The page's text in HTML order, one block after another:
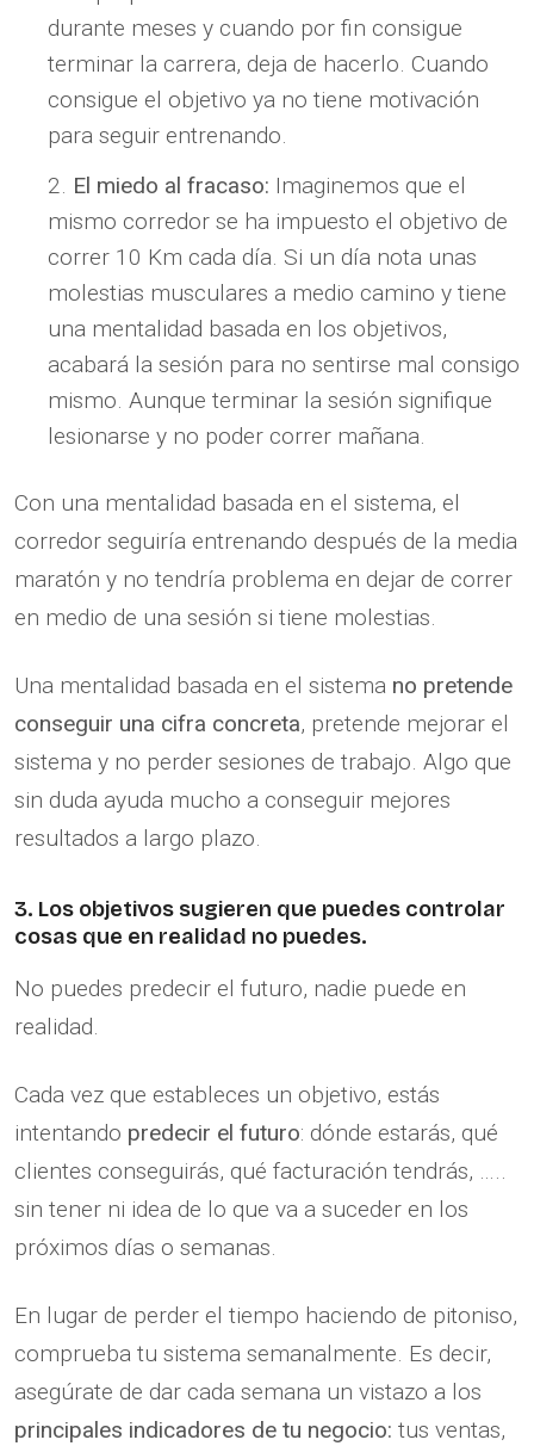
durante meses y cuando por fin consigue
terminar la carrera, deja de hacerlo. Cuando
consigue el objetivo ya no tiene motivación
para seguir entrenando.
El miedo al fracaso: Imaginemos que el
mismo corredor se ha impuesto el objetivo de
correr 10 Km cada día. Si un día nota unas
molestias musculares a medio camino y tiene
una mentalidad basada en los objetivos,
acabará la sesión para no sentirse mal consigo
mismo. Aunque terminar la sesión signifique
lesionarse y no poder correr mañana.
Con una mentalidad basada en el sistema, el
corredor seguiría entrenando después de la media
maratón y no tendría problema en dejar de correr
en medio de una sesión si tiene molestias.
Una mentalidad basada en el sistema no pretende
conseguir una cifra concreta, pretende mejorar el
sistema y no perder sesiones de trabajo. Algo que
sin duda ayuda mucho a conseguir mejores
resultados a largo plazo.
3. Los objetivos sugieren que puedes controlar
cosas que en realidad no puedes.
No puedes predecir el futuro, nadie puede en
realidad.
Cada vez que estableces un objetivo, estás
intentando predecir el futuro: dónde estarás, qué
clientes conseguirás, qué facturación tendrás, …..
sin tener ni idea de lo que va a suceder en los
próximos días o semanas.
En lugar de perder el tiempo haciendo de pitoniso,
comprueba tu sistema semanalmente. Es decir,
asegúrate de dar cada semana un vistazo a los
principales indicadores de tu negocio: tus ventas,